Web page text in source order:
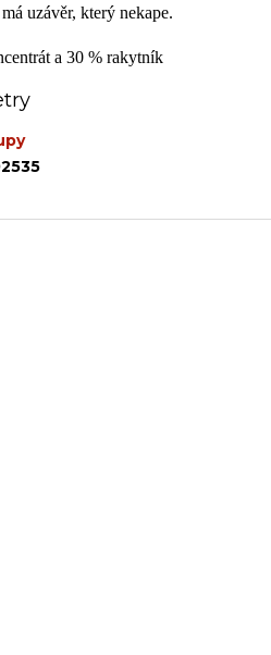
uzávěr, který nekape.
a 30 % rakytník